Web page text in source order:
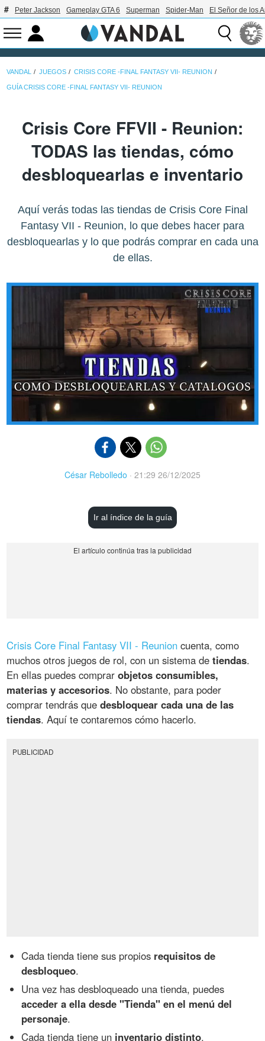
Peter Jackson Gameplay GTA 6 Superman Spider-Man El Señor de los
VANDAL JUEGOS CRISIS CORE -FINAL FANTASY VII- REUNION
GUÍA CRISIS CORE -FINAL FANTASY VII- REUNION
Crisis Core FFVII - Reunion:
TODAS las tiendas, cómo
desbloquearlas e inventario
Aquí verás todas las tiendas de Crisis Core Final
Fantasy VII - Reunion, lo que debes hacer para
desbloquearlas y lo que podrás comprar en cada una
de ellas.
César Rebolledo · 21:29 26/12/2025
Ir al índice de la guía
Crisis Core Final Fantasy VII - Reunion cuenta, como
muchos otros juegos de rol, con un sistema detiendas.
En ellas puedes comprarobjetos consumibles,
materias y accesorios. No obstante, para poder
comprar tendrás quedesbloquear cada una de las
tiendas. Aquí te contaremos cómo hacerlo.
PUBLICIDAD
Cada tienda tiene sus propios requisitos de
desbloqueo.
Una vez has desbloqueado una tienda, puedes
acceder a ella desde "Tienda" en el menú del
personaje.
Cada tienda tiene un inventario distinto.